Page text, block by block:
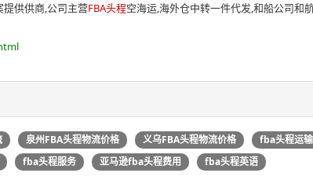
供供商,公司主营FBA头程空海运,海外仓中转一件代发,和船公司和
泉州FBA头程物流价格 义乌FBA头程物流价格 fba头程运输
fba头程服务 亚马逊fba头程费用 fba头程英语